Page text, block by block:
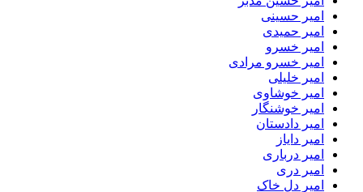
امیر حسینی
امیر حمیدی
امیر خسرو
امیر خسرو مرادی
امیر خلیلی
امیر خوشاوی
امیر خوشنگار
امیر دادستان
امیر دایاز
امیر درباری
امیر دری
امیر دل خاک